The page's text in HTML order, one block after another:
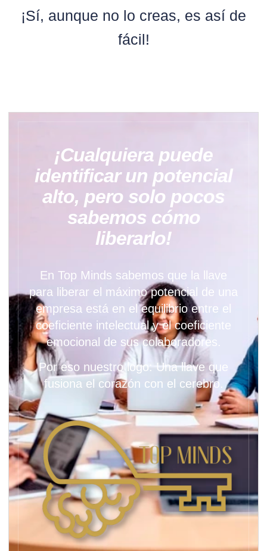
¡Sí, aunque no lo creas, es así de
fácil!
¡Cualquiera puede
identificar un potencial
alto, pero solo pocos
sabemos cómo
liberarlo!
En Top Minds sabemos que la llave
para liberar el máximo potencial de una
empresa está en el equilibrio entre el
coeficiente intelectual y el coeficiente
emocional de sus colaboradores.
Por eso nuestro logo: Una llave que
fusiona el corazón con el cerebro.